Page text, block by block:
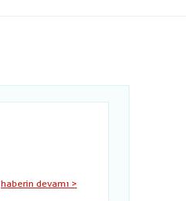
haberin devamı >